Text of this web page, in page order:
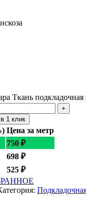
Ткань подкладочная
1 клик
Цена за метр
750 ₽
698 ₽
525 ₽